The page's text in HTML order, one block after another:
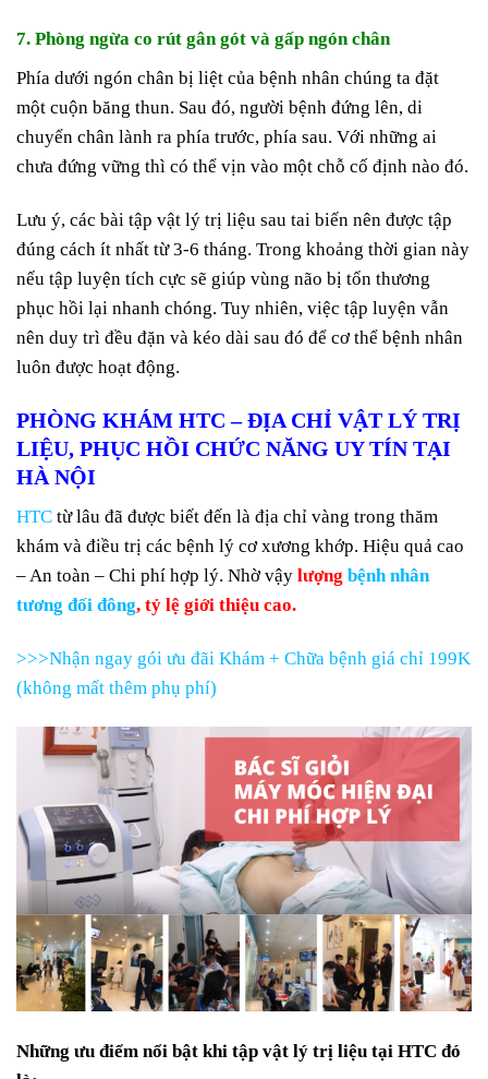
7. Phòng ngừa co rút gân gót và gấp ngón chân
Phía dưới ngón chân bị liệt của bệnh nhân chúng ta đặt
một cuộn băng thun. Sau đó, người bệnh đứng lên, di
chuyển chân lành ra phía trước, phía sau. Với những ai
chưa đứng vững thì có thể vịn vào một chỗ cố định nào đó.
Lưu ý, các bài tập vật lý trị liệu sau tai biến nên được tập
đúng cách ít nhất từ 3-6 tháng. Trong khoảng thời gian này
nếu tập luyện tích cực sẽ giúp vùng não bị tổn thương
phục hồi lại nhanh chóng. Tuy nhiên, việc tập luyện vẫn
nên duy trì đều đặn và kéo dài sau đó để cơ thể bệnh nhân
luôn được hoạt động.
PHÒNG KHÁM HTC – ĐỊA CHỈ VẬT LÝ TRỊ
LIỆU, PHỤC HỒI CHỨC NĂNG UY TÍN TẠI
HÀ NỘI
HTC từ lâu đã được biết đến là địa chỉ vàng trong thăm
khám và điều trị các bệnh lý cơ xương khớp. Hiệu quả cao
– An toàn – Chi phí hợp lý. Nhờ vậy lượng bệnh nhân
tương đối đông, tỷ lệ giới thiệu cao.
>>>Nhận ngay gói ưu đãi Khám + Chữa bệnh giá chỉ 199K
(không mất thêm phụ phí)
Những ưu điểm nổi bật khi tập vật lý trị liệu tại HTC đó